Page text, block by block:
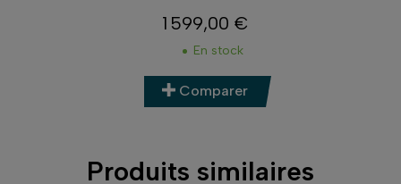
Prix
1 599,00 €
En stock
Comparer
Produits similaires